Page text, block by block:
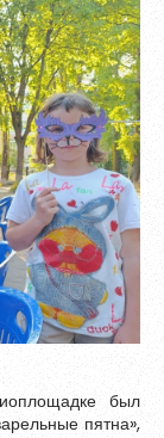
был
пятна»,